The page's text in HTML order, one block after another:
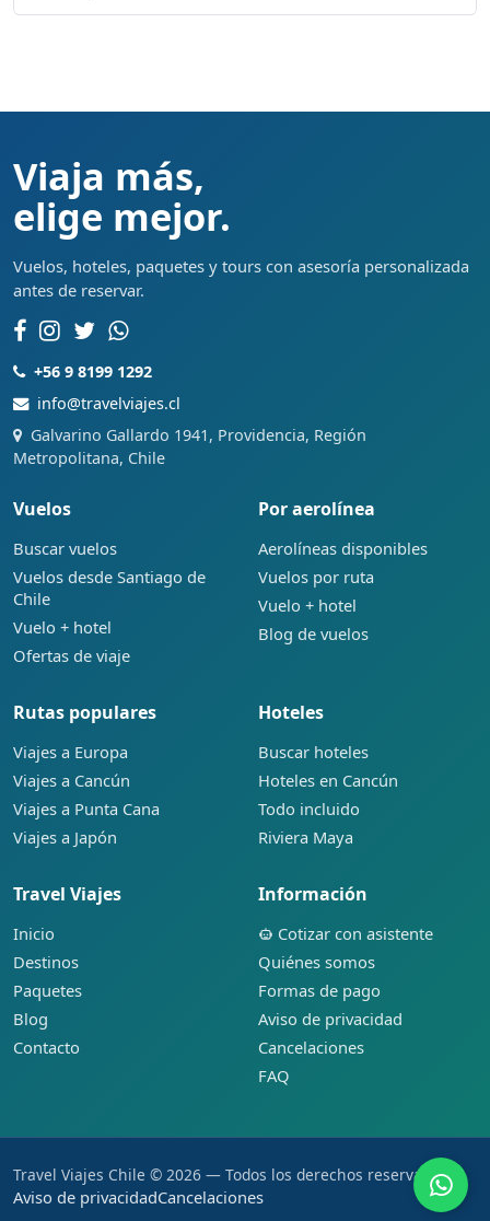
Viaja más,
elige mejor.
Vuelos, hoteles, paquetes y tours con asesoría personalizada
antes de reservar.
+56 9 8199 1292
info@travelviajes.cl
Galvarino Gallardo 1941, Providencia, Región
Metropolitana, Chile
Vuelos
Buscar vuelos
Vuelos desde Santiago de
Chile
Vuelo + hotel
Ofertas de viaje
Por aerolínea
Aerolíneas disponibles
Vuelos por ruta
Vuelo + hotel
Blog de vuelos
Rutas populares
Viajes a Europa
Viajes a Cancún
Viajes a Punta Cana
Viajes a Japón
Hoteles
Buscar hoteles
Hoteles en Cancún
Todo incluido
Riviera Maya
Travel Viajes
Inicio
Destinos
Paquetes
Blog
Contacto
Información
Cotizar con asistente
Quiénes somos
Formas de pago
Aviso de privacidad
Cancelaciones
FAQ
Travel Viajes Chile © 2026 — Todos los derechos reservados.
Aviso de privacidadCancelaciones